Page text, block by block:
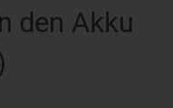
den Akku